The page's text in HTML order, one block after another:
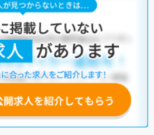
以下のような条件が人気です。
残業少なめ 正社員(正職員)
ハビリ(在宅医療) ・小児リハビリ
いますので、「こだわり条件」から検索
わせください。
込みいただくと、ご希望条件をヒアリン
ます。